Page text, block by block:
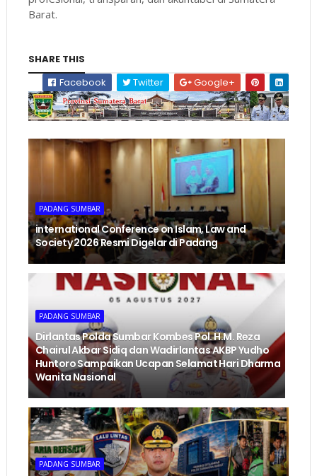
Barat.
SHARE THIS
Facebook
Twitter Google+
PADANG SUMBAR
international Conference on Islam, Law and
Society 2026 Resmi Digelar di Padang
PADANG SUMBAR
Dirlantas Polda Sumbar Kombes Pol. H.M. Reza
Chairul Akbar Sidiq dan Wadirlantas AKBP Yudho
Huntoro Sampaikan Ucapan Selamat Hari Dharma
Wanita Nasional
PADANG SUMBAR